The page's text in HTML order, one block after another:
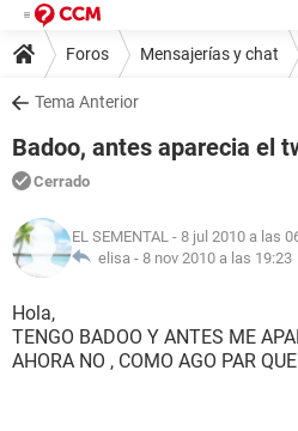
Foros Mensajerías y chat
Tema Anterior
Badoo, antes aparecia el
Cerrado
EL SEMENTAL - 8 jul 2010 a las
elisa - 8 nov 2010 a las 19:23
Hola,
TENGO BADOO Y ANTES ME
AHORA NO , COMO AGO PAR